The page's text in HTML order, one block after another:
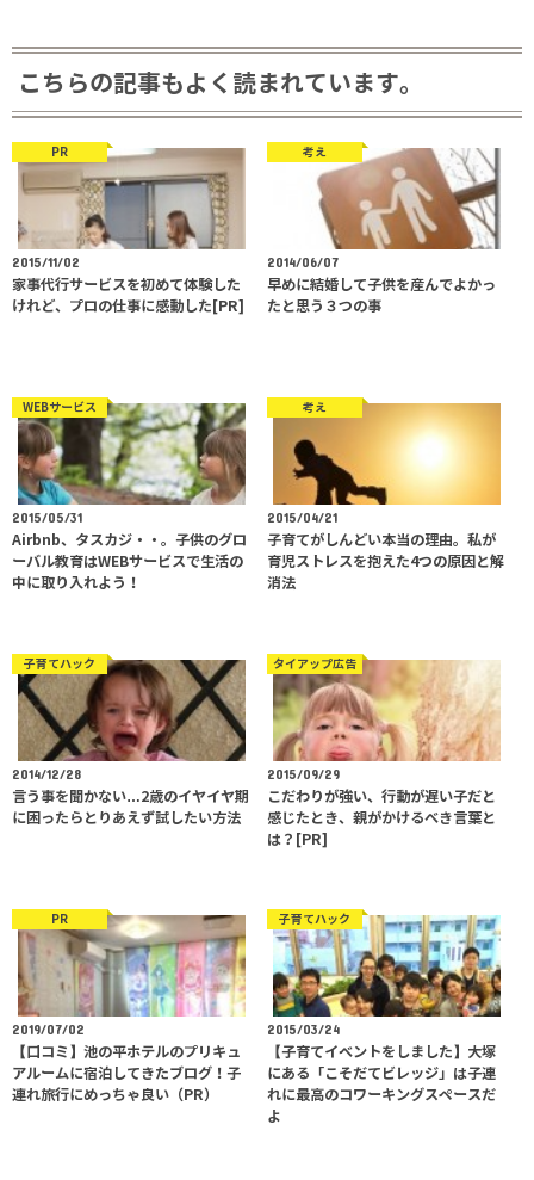
こちらの記事もよく読まれています。
2015/11/02
家事代行サービスを初めて体験した
けれど、プロの仕事に感動した[PR]
PR
2014/06/07
早めに結婚して子供を産んでよかっ
たと思う３つの事
考え
2015/05/31
Airbnb、タスカジ・・。子供のグロ
ーバル教育はWEBサービスで生活の
中に取り入れよう！
WEBサービス
2015/04/21
子育てがしんどい本当の理由。私が
育児ストレスを抱えた4つの原因と解
消法
考え
2014/12/28
言う事を聞かない…2歳のイヤイヤ期
に困ったらとりあえず試したい方法
子育てハック
2015/09/29
こだわりが強い、行動が遅い子だと
感じたとき、親がかけるべき言葉と
は？[PR]
タイアップ広告
2019/07/02
【口コミ】池の平ホテルのプリキュ
アルームに宿泊してきたブログ！子
連れ旅行にめっちゃ良い（PR）
PR
2015/03/24
【子育てイベントをしました】大塚
にある「こそだてビレッジ」は子連
れに最高のコワーキングスペースだ
よ
子育てハック